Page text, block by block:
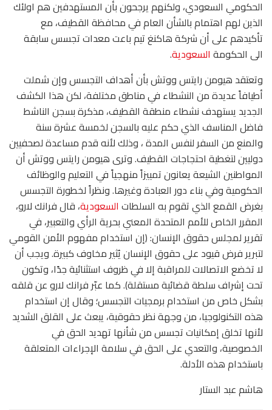
الحكومي السعودي، ولكنهم يرجحون بأن المستهدفين هم اولئك
الذين لهم اهتمام بالشأن العام في محافظة القطيف، مع
تأكيدهم على أن شركة هاكنغ تيم باعت معدات تجسس سابقة
الى الحكومة السعودية.
وتعتقد هيومن رايتس ووتش بأن أهداف التجسس وإن شملت
أطيافاً عديدة من النشطاء في مناطق مختلفة، لكن هذا الكشف
الجديد يستهدف نشطاء منطقة القطيف، مذكرة بسجن الناشط
فاضل المناسف الذي حكم عليه بالسجن لخمسة عشرة سنة
والمنع من السفر لنفس المدة ، وذلك لأنه قدم مساعدة لصحفيين
دوليين لتغطية احتجاجات القطيف. وترى هيومن رايتس ووتش أن
المواطنين الشيعة يعانون تمييزاً منهجياً في التعليم والوظائف
الحكومية وفي بناء دور العبادة وغيرها. ونظراً لخطورة التجسس
بغرض القمع الذي تقوم به السلطات السعودية، قال فرانك لارو،
المقرر الخاص للأمم المتحدة المعني بحرية الرأي والتعبير، في
تقرير لمجلس حقوق الإنسان: (إن استخدام مفهوم الأمن القومي
لتبرير فرض قيود على حقوق الإنسان يُثير مخاوف كبيرة. ويجب أن
لا تخضع الاتصالات للمراقبة إلا في ظروف استثنائية جدًا، وتكون
تحت إشراف سلطة قضائية مستقلة). كما عبّر فرانك لارو عن قلقه
بشكل خاص من استخدام برمجيات التجسس؛ وقال إن استخدام
هذه التكنولوجيا، من وجهة نظر حقوقية، يبعث على القلق الشديد
لأنها تخلق إمكانيات تجسس من شأنها تهديد الحق في
الخصوصية، والتعدي على الحق في سلامة الإجراءات المتعلقة
باستخدام هذه الأدلة.
هاشم عبد الستار